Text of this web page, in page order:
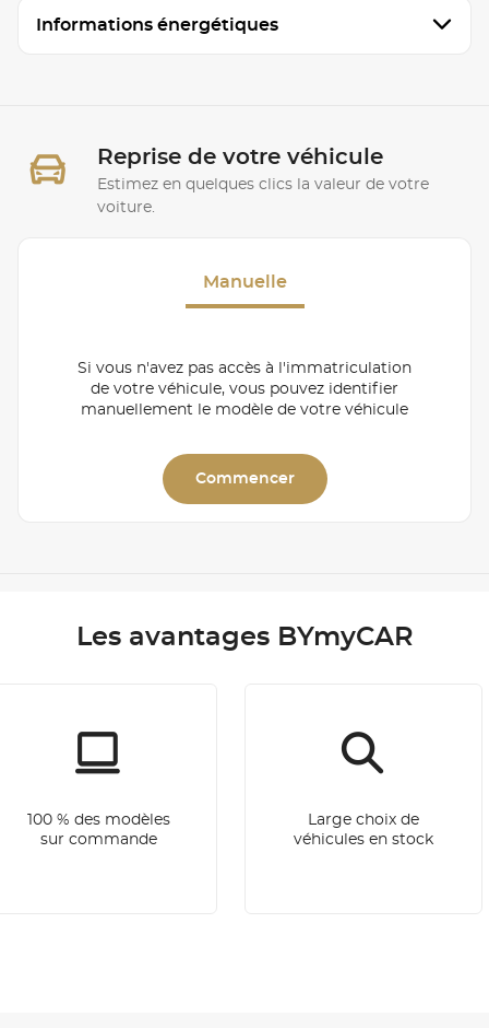
Informations énergétiques
Reprise de votre véhicule
Estimez en quelques clics la valeur de votre
voiture.
Manuelle
Si vous n'avez pas accès à l'immatriculation
de votre véhicule, vous pouvez identifier
manuellement le modèle de votre véhicule
Commencer
Les avantages BYmyCAR
100 % des modèles
sur commande
Large choix de
véhicules en stock